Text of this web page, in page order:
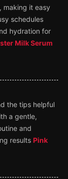
making it easy
schedules
hydration for
Milk Serum
the tips helpful
a gentle,
and
results Pink